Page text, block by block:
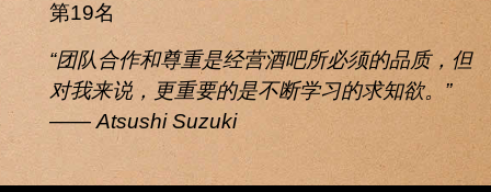
第19名
“团队合作和尊重是经营酒吧所必须的品质，但
对我来说，更重要的是不断学习的求知欲。”
—— Atsushi Suzuki